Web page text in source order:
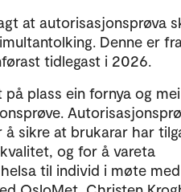
at autorisasjonsprøva
Denne er
tidlegast i 2026.
plass ein fornya og
sikre at brukarar har
og for å vareta
til individ i møte